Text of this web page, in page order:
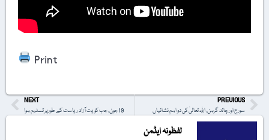
Print
PREVIOUS
سورج اور چاند گرہن، اللہ تعالیٰ کی دو اہم نشانیاں
NEXT
19 جون، جب کویت آزاد ریاست کے طور پر تسلیم ہوا
لفظونہ ایڈمن